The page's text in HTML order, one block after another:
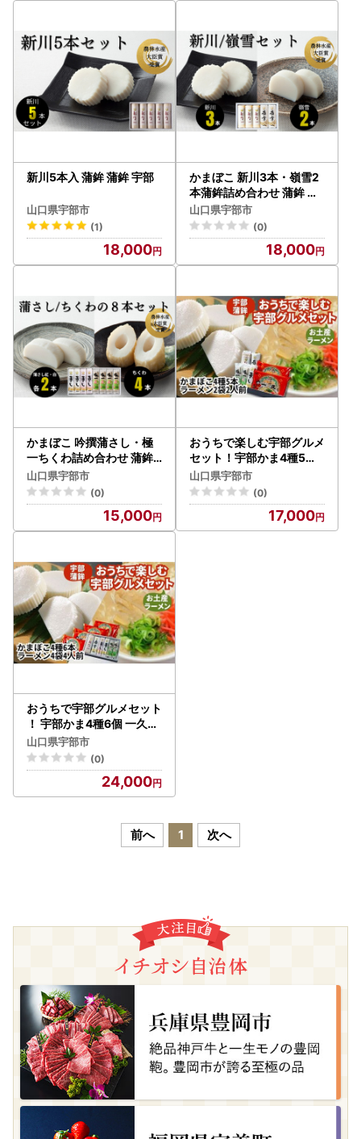
新川5本入 蒲鉾 蒲鉾 宇部
山口県宇部市
(1)
18,000
かまぼこ 新川3本・嶺雪2
本蒲鉾詰め合わせ 蒲鉾 宇
部
山口県宇部市
(0)
18,000
かまぼこ 吟撰蒲さし・極
一ちくわ詰め合わせ 蒲鉾
宇部 蒲鉾
山口県宇部市
(0)
15,000
おうちで楽しむ宇部グルメ
セット！宇部かま4種5個
一久ラーメン2袋（2人前
）セット 蒲鉾 かまぼこ ラ
ーメン 宇部
山口県宇部市
(0)
17,000
おうちで宇部グルメセット
！ 宇部かま4種6個 一久ラ
ーメン4袋（4人前）セッ
ト 蒲鉾 かまぼこ ラーメン
宇部
山口県宇部市
(0)
24,000
前へ 1 次へ